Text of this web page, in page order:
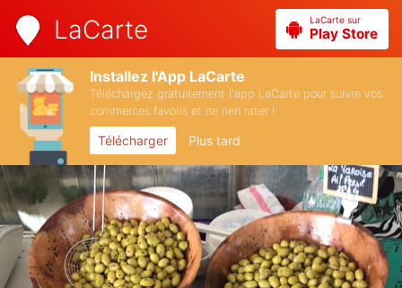
LaCarte LaCarte sur
Play Store
Installez l'App LaCarte
Téléchargez gratuitement l'app LaCarte pour suivre vos
commerces favoris et ne rien rater !
Télécharger Plus tard